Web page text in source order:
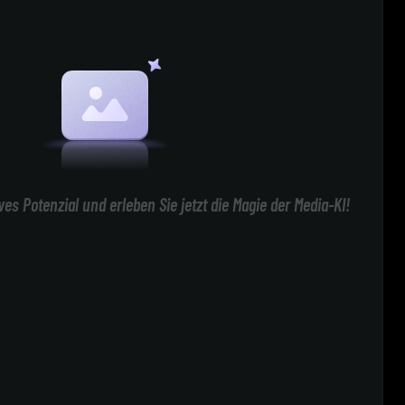
Potenzial und erleben Sie jetzt die Magie der Media-KI!